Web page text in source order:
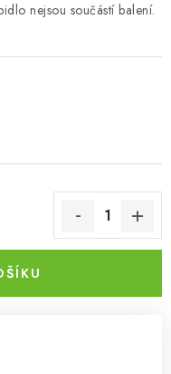
Doprava a platba
nejsou součástí balení.